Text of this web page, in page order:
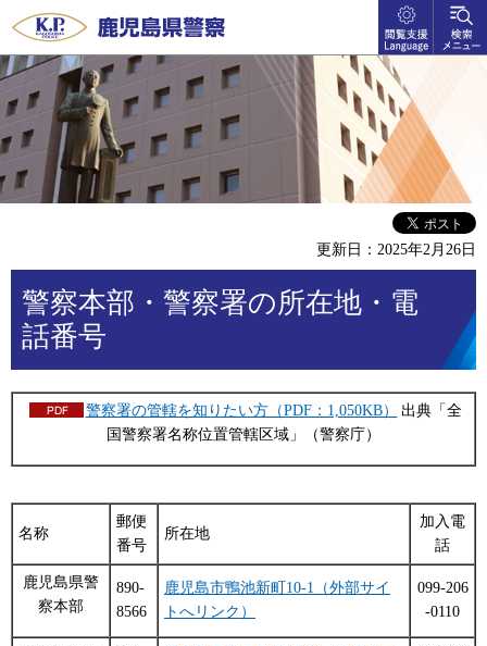
鹿児島県警察
閲覧支
援
language
検索メ
ニュー
更新日：2025年2月26日
警察本部・警察署の所在地・電
話番号
警察署の管轄を知りたい方（PDF：1,050KB）
出典「全
国警察署名称位置管轄区域」（警察庁）
名称
郵便
番号
所在地
加入電
話
鹿児島県警
察本部
890-
8566
鹿児島市鴨池新町10-1（外部サイ
トへリンク）
099-206
-0110